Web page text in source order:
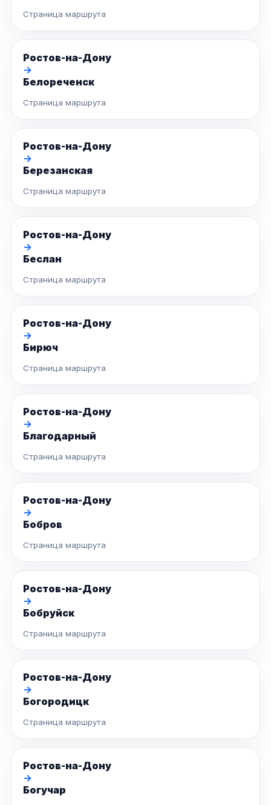
Страница маршрута
Ростов-на-Дону
→
Белореченск
Страница маршрута
Ростов-на-Дону
→
Березанская
Страница маршрута
Ростов-на-Дону
→
Беслан
Страница маршрута
Ростов-на-Дону
→
Бирюч
Страница маршрута
Ростов-на-Дону
→
Благодарный
Страница маршрута
Ростов-на-Дону
→
Бобров
Страница маршрута
Ростов-на-Дону
→
Бобруйск
Страница маршрута
Ростов-на-Дону
→
Богородицк
Страница маршрута
Ростов-на-Дону
→
Богучар